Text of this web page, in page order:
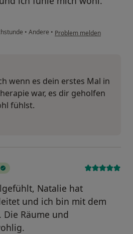
• Andere • Problem melden
wenn es dein erstes Mal in
war, es dir geholfen
fühlst.
Natalie hat
und ich bin mit dem
Die Räume und